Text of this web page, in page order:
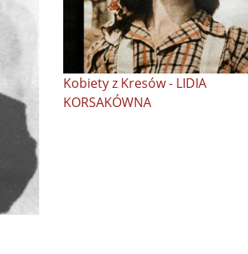
Kobiety z Kresów - LIDIA
KORSAKÓWNA